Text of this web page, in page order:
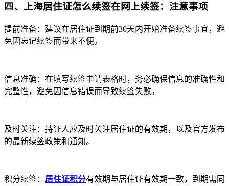
四、 上海居住证怎么续签在网上续签： 注意事项
提前准备：建议在居住证到期前30天内开始准备续签事宜，避
免因忘记续签而带来不便。
信息准确：在填写续签申请表格时，务必确保信息的准确性和
完整性，避免因信息错误而导致续签失败。
及时关注：持证人应及时关注居住证的有效期，以及官方发布
的最新续签政策和通知。
积分续签： 居住证积分有效期与居住证有效期一致，到期需同